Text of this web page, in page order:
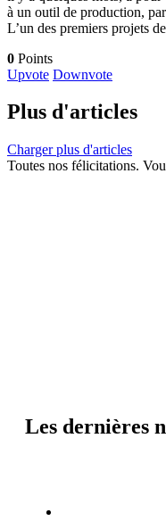
à un outil de production,
L’un des premiers projets
0 Points
Upvote Downvote
Plus d'articles
Charger plus d'articles
Toutes nos félicitations.
Les dernières